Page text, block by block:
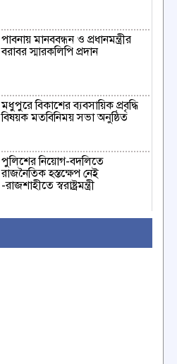
পাবনায় মানববন্ধন ও প্রধানমন্ত্রীর
বরাবর স্মারকলিপি প্রদান
মধুপুরে বিকাশের ব্যবসায়িক প্রবৃদ্ধি
বিষয়ক মতবিনিময় সভা অনুষ্ঠিত
পুলিশের নিয়োগ-বদলিতে
রাজনৈতিক হস্তক্ষেপ নেই
-রাজশাহীতে স্বরাষ্ট্রমন্ত্রী